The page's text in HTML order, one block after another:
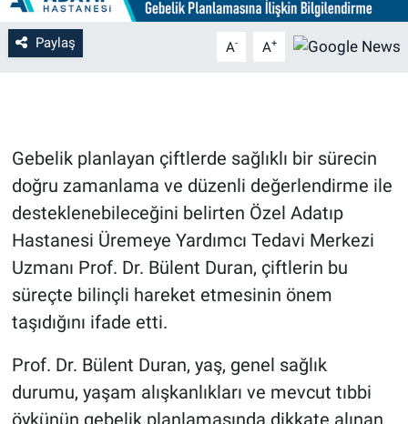
Paylaş A- A+
Gebelik planlayan çiftlerde sağlıklı bir sürecin
doğru zamanlama ve düzenli değerlendirme ile
desteklenebileceğini belirten Özel Adatıp
Hastanesi Üremeye Yardımcı Tedavi Merkezi
Uzmanı Prof. Dr. Bülent Duran, çiftlerin bu
süreçte bilinçli hareket etmesinin önem
taşıdığını ifade etti.
Prof. Dr. Bülent Duran, yaş, genel sağlık
durumu, yaşam alışkanlıkları ve mevcut tıbbi